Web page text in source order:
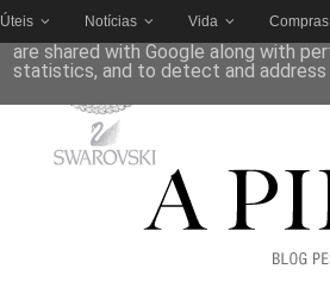
Úteis Notícias Vida Compras
This site uses cookies from Google
are shared with Google along with
statistics, and to detect and address